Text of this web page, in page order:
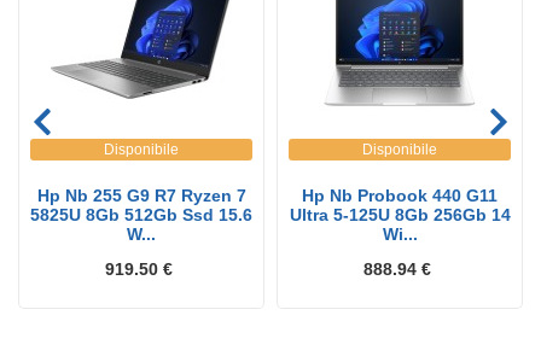
Disponibile
Hp Nb 255 G9 R7 Ryzen 7
5825U 8Gb 512Gb Ssd 15.6
W...
919.50 €
Disponibile
Hp Nb Probook 440 G11
Ultra 5-125U 8Gb 256Gb 14
Wi...
888.94 €